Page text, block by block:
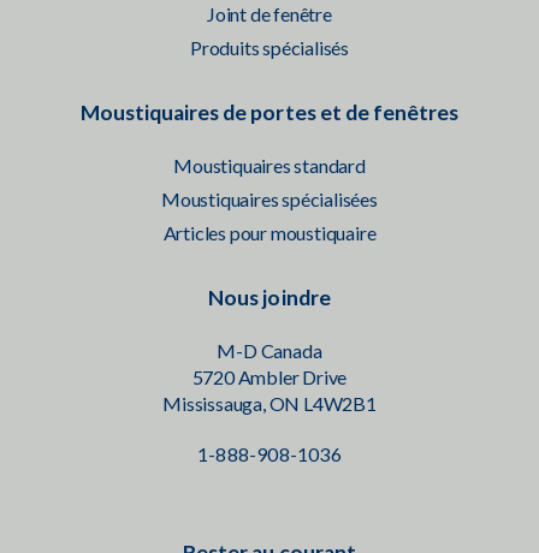
Joint de fenêtre
Produits spécialisés
Moustiquaires de portes et de fenêtres
Moustiquaires standard
Moustiquaires spécialisées
Articles pour moustiquaire
Nous joindre
M-D Canada
5720 Ambler Drive
Mississauga, ON L4W2B1
1-888-908-1036